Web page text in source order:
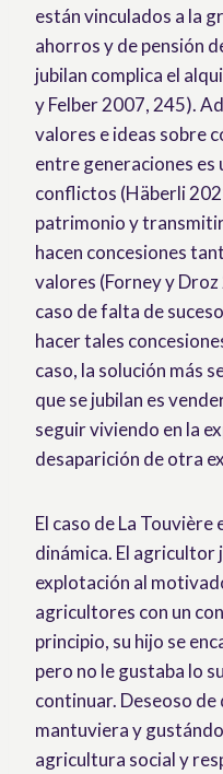
están vinculados a la
ahorros y de pensión
jubilan complica el
y Felber 2007, 245).
valores e ideas sobre
entre generaciones es
conflictos (Häberli
patrimonio y
hacen concesiones
valores (Forney y
caso de falta de
hacer tales
caso, la solución más
que se jubilan es
seguir viviendo en la
desaparición de otra
El caso de La
dinámica. El agricultor
explotación al
agricultores con un
principio, su hijo se
pero no le gustaba lo
continuar. Deseoso de
mantuviera y
agricultura social y